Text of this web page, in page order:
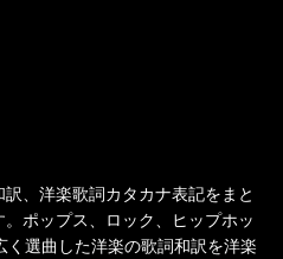
、洋楽歌詞カタカナ表記をまと
ポップス、ロック、ヒップホッ
く選曲した洋楽の歌詞和訳を洋楽